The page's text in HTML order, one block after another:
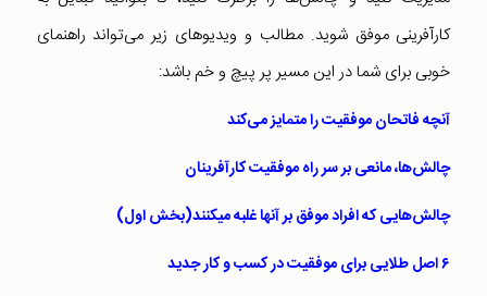
کارآفرینی موفق شوید. مطالب و ویدیو‌های زیر می‌تواند راهنمای
خوبی برای شما در این مسیر پر پیچ و خم باشد:
آنچه فاتحان موفقیت را متمایز می‌کند
چالش‌ها، مانعی بر سر راه موفقیت کارآفرینان
چالش‌هایی كه افراد موفق بر آنها غلبه میكنند(بخش اول)
۶ اصل طلایی برای موفقیت در کسب و کار جدید